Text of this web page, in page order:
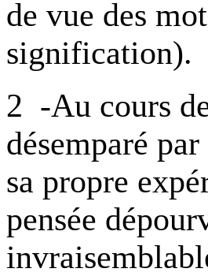
de vue des
signification).
2 -Au cours
désemparé
sa propre
pensée